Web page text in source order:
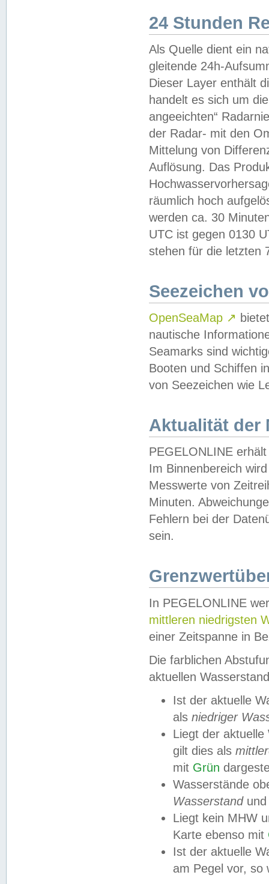
24 Stunden
Als Quelle dient ein
gleitende 24h-
Dieser Layer enthält
handelt es sich um
angeeichten“
der Radar- mit den
Mittelung von
Auflösung. Das
räumlich hoch
werden ca. 30
UTC ist gegen 0130
stehen für die letzten
Seezeichen
OpenSeaMap ↗
nautische
Seamarks sind
Booten und Schiffen
von Seezeichen wie
Aktualität der
PEGELONLINE
Im Binnenbereich
Messwerte von
Minuten.
Fehlern bei der
sein.
In PEGELONLINE
mittleren niedrigsten
einer Zeitspanne in
Die farblichen
aktuellen
Ist der aktuelle
als niedriger
Liegt der
gilt dies als
mit Grün
Wasserstände
Wasserstandund
Liegt kein MHW
Karte ebenso mit
Ist der aktuelle
am Pegel vor,